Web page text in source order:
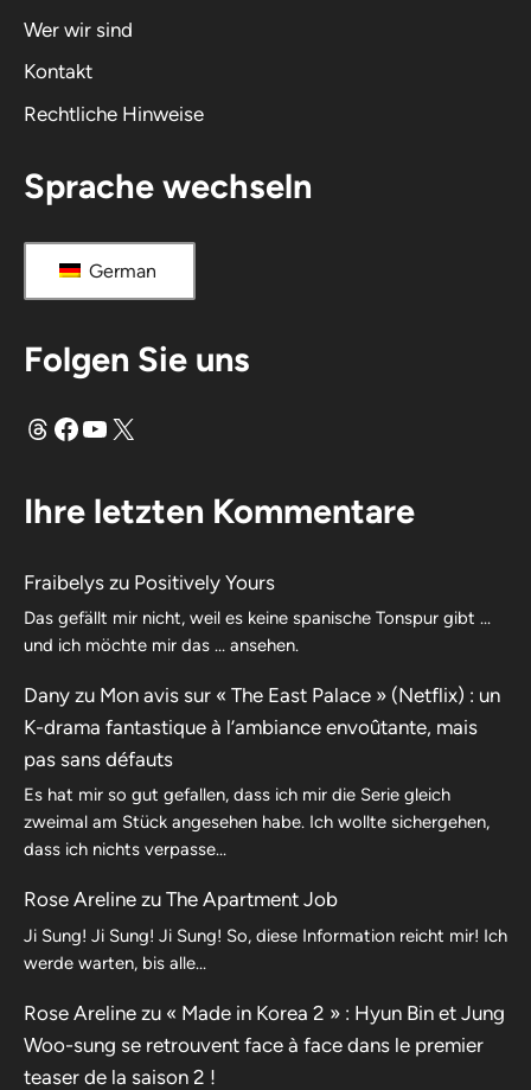
i
e
:
Wer wir sind
Kontakt
Rechtliche Hinweise
Sprache wechseln
German
Folgen Sie uns
Fäden
Facebook
YouTube
X
Ihre letzten Kommentare
Fraibelys zu Positively Yours
Das gefällt mir nicht, weil es keine spanische Tonspur gibt …
und ich möchte mir das … ansehen.
Dany zu Mon avis sur « The East Palace » (Netflix) : un
K-drama fantastique à l’ambiance envoûtante, mais
pas sans défauts
Es hat mir so gut gefallen, dass ich mir die Serie gleich
zweimal am Stück angesehen habe. Ich wollte sichergehen,
dass ich nichts verpasse…
Rose Areline zu The Apartment Job
Ji Sung! Ji Sung! Ji Sung! So, diese Information reicht mir! Ich
werde warten, bis alle…
Rose Areline zu « Made in Korea 2 » : Hyun Bin et Jung
Woo-sung se retrouvent face à face dans le premier
teaser de la saison 2 !